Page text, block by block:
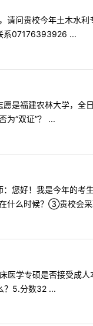
问贵校今年土木水利
系07176393926 ...
是福建农林大学，全
为“双证”？ ...
好！我是今年的考
什么时候？③贵校会
学专硕是否接受成
？5.分数32 ...